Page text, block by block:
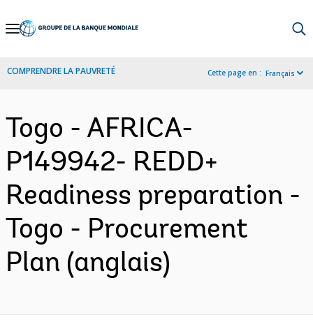
Skip
Navigation
COMPRENDRE LA PAUVRETÉ Cette page en : Français
Togo - AFRICA-
P149942- REDD+
Readiness preparation -
Togo - Procurement
Plan (anglais)